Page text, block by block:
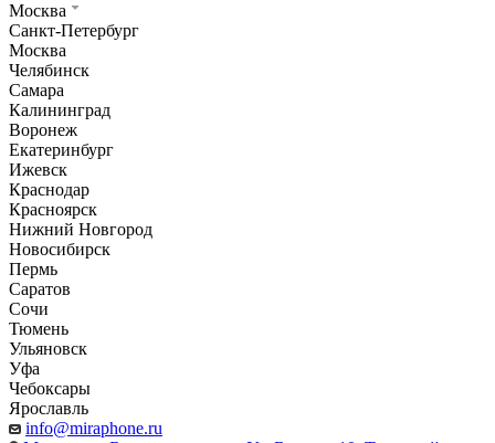
Москва
Санкт-Петербург
Москва
Челябинск
Самара
Калининград
Воронеж
Екатеринбург
Ижевск
Краснодар
Красноярск
Нижний Новгород
Новосибирск
Пермь
Саратов
Сочи
Тюмень
Ульяновск
Уфа
Чебоксары
Ярославль
info@miraphone.ru